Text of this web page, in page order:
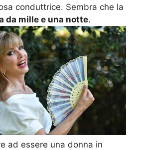
conduttrice. Sembra che la
da mille e una notte.
ad essere una donna in